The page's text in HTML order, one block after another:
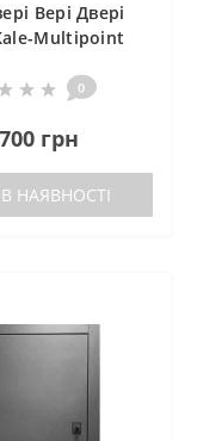
Вері Двері
Multipoint
0
грн
НАЯВНОСТІ